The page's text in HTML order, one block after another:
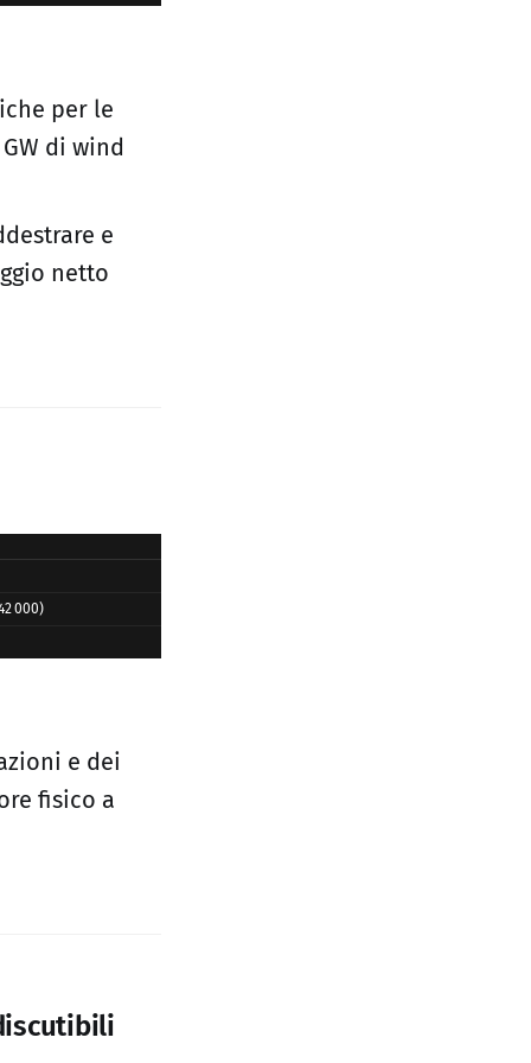
per le
di wind
e
netto
000)
e dei
fisico a